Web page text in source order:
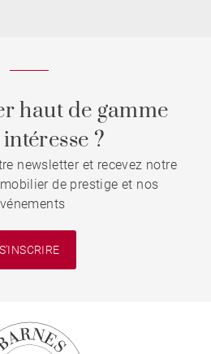
haut de gamme
?
newsletter et recevez notre
de prestige et nos
S'INSCRIRE